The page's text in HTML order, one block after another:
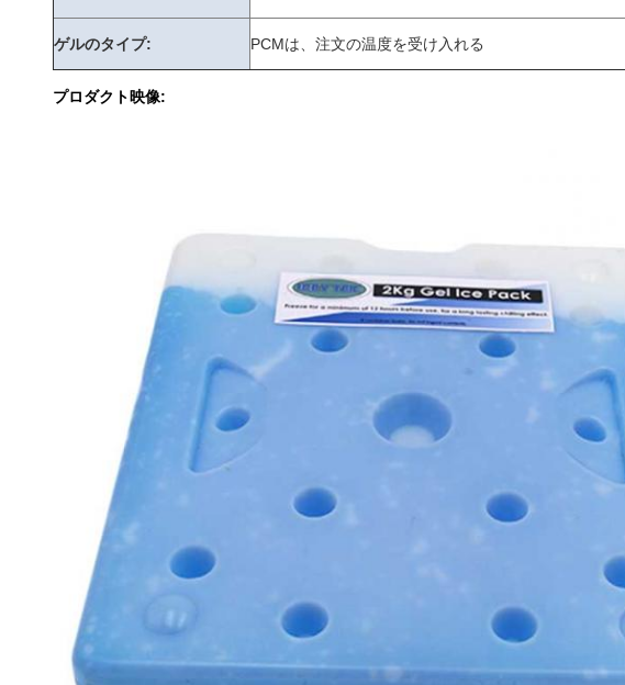
ゲルのタイプ: PCMは、注文の温度を受け入れる
プロダクト映像: